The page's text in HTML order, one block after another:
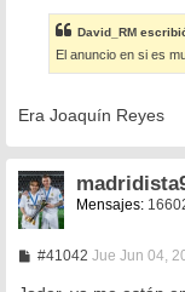
a
j
e
David_RM
El anuncio en si es
Era Joaquín Reyes
Mensajes:
#41042M
n
Jue Jun 04,